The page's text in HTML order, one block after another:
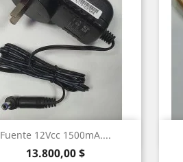
Fuente 12Vcc 1500mA....
Precio
13.800,00 $
 Vista rápida